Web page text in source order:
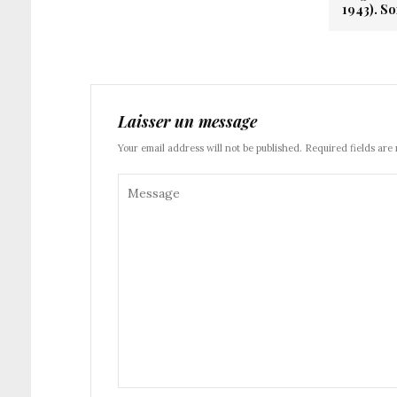
1943).
Laisser un message
Your email address will not be published. Required fields are